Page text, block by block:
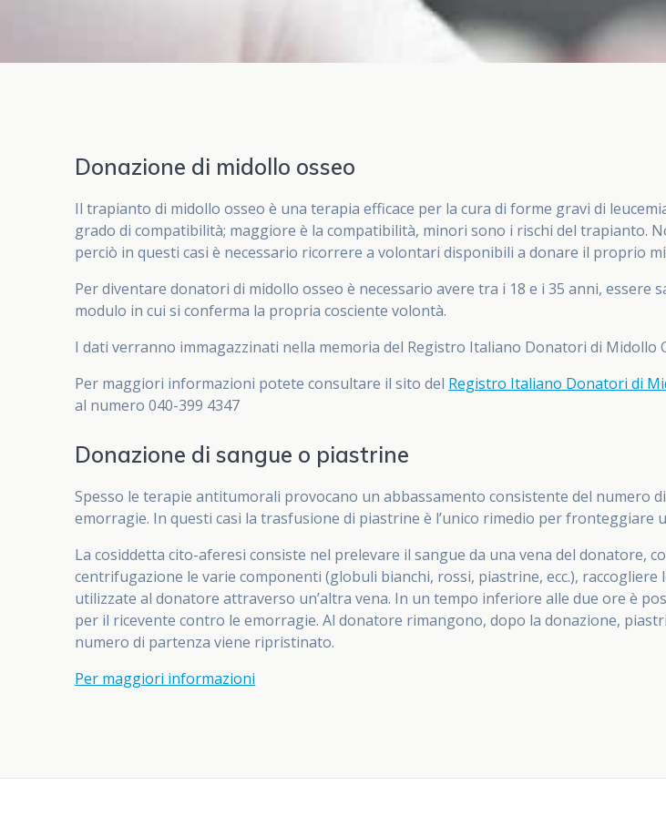
Donazione di midollo osseo
Il trapianto di midollo osseo è una terapia efficace per la cura di forme gravi di
grado di compatibilità; maggiore è la compatibilità, minori sono i rischi del trapianto.
perciò in questi casi è necessario ricorrere a volontari disponibili a donare il proprio
Per diventare donatori di midollo osseo è necessario avere tra i 18 e i 35 anni,
modulo in cui si conferma la propria cosciente volontà.
I dati verranno immagazzinati nella memoria del Registro Italiano Donatori di
Per maggiori informazioni potete consultare il sito del Registro Italiano Donatori di
al numero 040-399 4347
Donazione di sangue o piastrine
Spesso le terapie antitumorali provocano un abbassamento consistente del numero
emorragie. In questi casi la trasfusione di piastrine è l’unico rimedio per
La cosiddetta cito-aferesi consiste nel prelevare il sangue da una vena del donatore,
centrifugazione le varie componenti (globuli bianchi, rossi, piastrine, ecc.),
utilizzate al donatore attraverso un’altra vena. In un tempo inferiore alle due ore è
per il ricevente contro le emorragie. Al donatore rimangono, dopo la donazione,
numero di partenza viene ripristinato.
Per maggiori informazioni